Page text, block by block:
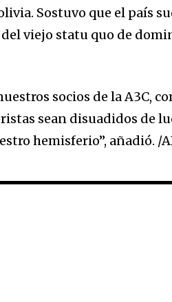
Sostuvo que el país
viejo statu quo de
socios de la A3C,
sean disuadidos de
hemisferio”, añadió. /